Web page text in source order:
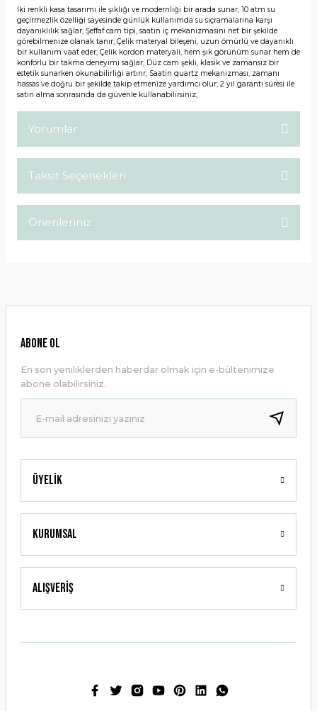
İki renkli kasa tasarımı ile şıklığı ve modernliği bir arada sunar; 10 atm su
geçirmezlik özelliği sayesinde günlük kullanımda su sıçramalarına karşı
dayanıklılık sağlar; Şeffaf cam tipi, saatin iç mekanizmasını net bir şekilde
görebilmenize olanak tanır; Çelik materyal bileşeni, uzun ömürlü ve dayanıklı
bir kullanım vaat eder; Çelik kordon materyali, hem şık görünüm sunar hem de
konforlu bir takma deneyimi sağlar; Düz cam şekli, klasik ve zamansız bir
estetik sunarken okunabilirliği artırır; Saatin quartz mekanizması, zamanı
hassas ve doğru bir şekilde takip etmenize yardımcı olur; 2 yıl garanti süresi ile
satın alma sonrasında da güvenle kullanabilirsiniz;
Yorumlar
Taksit Seçenekleri
Önerileriniz
Ürün resmi kalitesiz, bozuk veya görüntülenemiyor.
Ürün bilgilerinde hatalar bulunuyor.
Ürün fiyatı diğer sitelerden daha pahalı.
Bu ürüne benzer farklı alternatifler olmalı.
Gönder
Üyelik
Kurumsal
Alışveriş
ABONE OL
En son yeniliklerden haberdar olmak için e-bültenimize
abone olabilirsiniz.